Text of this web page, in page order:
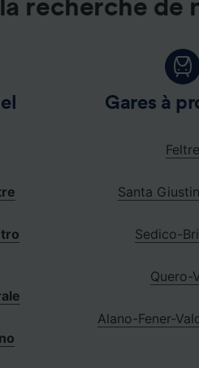
recherche de
Gares à
Feltre
Santa
Sedico-
Quero-
Alano-Fener-